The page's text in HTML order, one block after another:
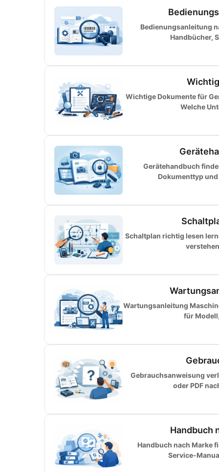
Bedienungsanleitung
Handbücher,
Wichtige Dokumente für
Welche
Gerätehandbuch
Dokumenttyp
Schaltplan richtig lesen
Wartungsanleitung
für
Gebrauchsanweisung
oder PDF
Handbuch
Handbuch nach Marke
Service-